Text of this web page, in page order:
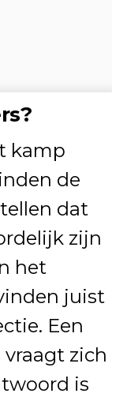
kamp
de
dat
zijn
het
juist
Een
zich
is